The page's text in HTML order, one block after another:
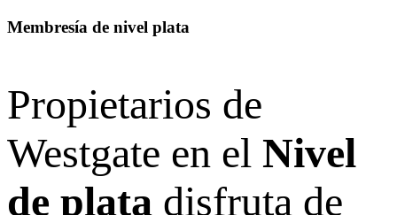
Membresía de nivel plata
Propietarios de
Westgate en el Nivel
de plata disfruta de